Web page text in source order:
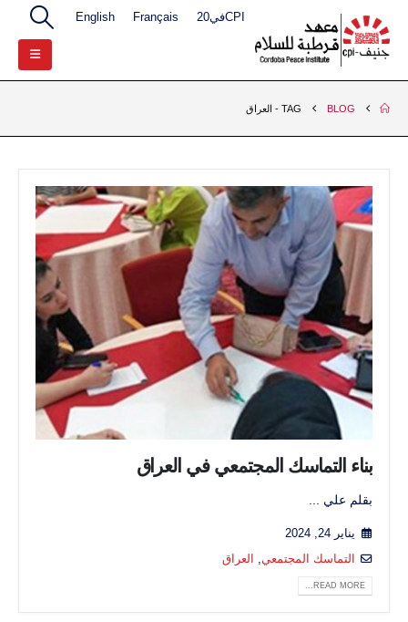
CPIفي20 Français
English
BLOG
TAG - العراق
بناء التماسك المجتمعي في العراق
بقلم علي ...
يناير 24, 2024
التماسك المجتمعي, العراق
READ MORE...